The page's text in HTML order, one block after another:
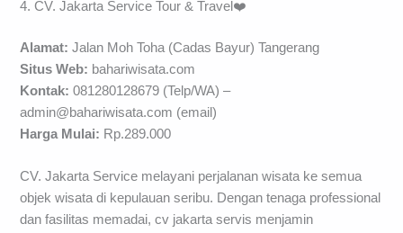
4. CV. Jakarta Service Tour & Travel❤️
Alamat: Jalan Moh Toha (Cadas Bayur) Tangerang
Situs Web: bahariwisata.com
Kontak: 081280128679 (Telp/WA) –
admin@bahariwisata.com (email)
Harga Mulai: Rp.289.000
CV. Jakarta Service melayani perjalanan wisata ke semua
objek wisata di kepulauan seribu. Dengan tenaga professional
dan fasilitas memadai, cv jakarta servis menjamin